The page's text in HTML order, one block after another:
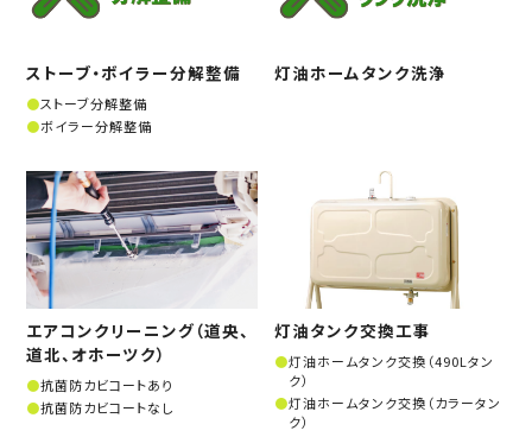
ストーブ・ボイラー分解整備
ストーブ分解整備
ボイラー分解整備
灯油ホームタンク洗浄
エアコンクリーニング（道央、
道北、オホーツク）
抗菌防カビコートあり
抗菌防カビコートなし
灯油タンク交換工事
灯油ホームタンク交換（490Lタン
ク）
灯油ホームタンク交換（カラータン
ク）